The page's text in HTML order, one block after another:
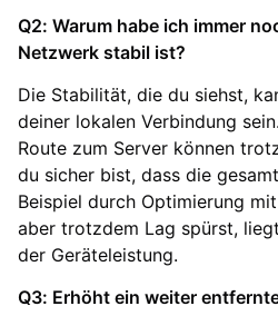
Q2: Warum habe ich immer
Netzwerk stabil ist?
Die Stabilität, die du siehst,
deiner lokalen Verbindung
Route zum Server können
du sicher bist, dass die
Beispiel durch Optimierung
aber trotzdem Lag spürst,
der Geräteleistung.
Q3: Erhöht ein weiter